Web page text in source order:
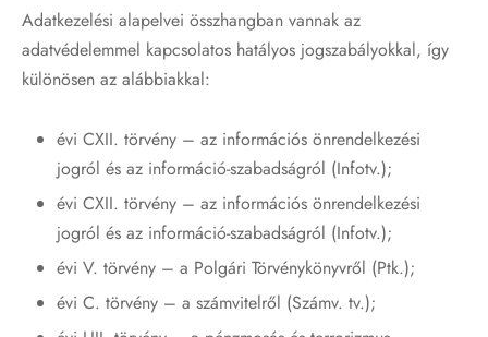
Adatkezelési alapelvei összhangban vannak az
adatvédelemmel kapcsolatos hatályos jogszabályokkal, így
különösen az alábbiakkal:
évi CXII. törvény – az információs önrendelkezési
jogról és az információ-szabadságról (Infotv.);
évi CXII. törvény – az információs önrendelkezési
jogról és az információ-szabadságról (Infotv.);
évi V. törvény – a Polgári Törvénykönyvről (Ptk.);
évi C. törvény – a számvitelről (Számv. tv.);